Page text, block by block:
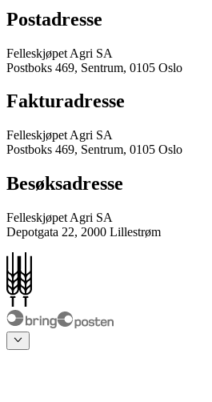
Postadresse
Felleskjøpet Agri SA
Postboks 469, Sentrum, 0105 Oslo
Fakturadresse
Felleskjøpet Agri SA
Postboks 469, Sentrum, 0105 Oslo
Besøksadresse
Felleskjøpet Agri SA
Depotgata 22, 2000 Lillestrøm